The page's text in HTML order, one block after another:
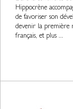
Hippocrène
de favoriser son
devenir la première
français, et plus ...